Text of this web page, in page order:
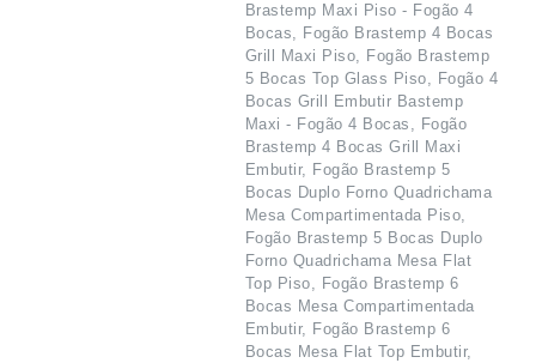
Brastemp Maxi Piso - Fogão 4
Bocas, Fogão Brastemp 4 Bocas
Grill Maxi Piso, Fogão Brastemp
5 Bocas Top Glass Piso, Fogão 4
Bocas Grill Embutir Bastemp
Maxi - Fogão 4 Bocas, Fogão
Brastemp 4 Bocas Grill Maxi
Embutir, Fogão Brastemp 5
Bocas Duplo Forno Quadrichama
Mesa Compartimentada Piso,
Fogão Brastemp 5 Bocas Duplo
Forno Quadrichama Mesa Flat
Top Piso, Fogão Brastemp 6
Bocas Mesa Compartimentada
Embutir, Fogão Brastemp 6
Bocas Mesa Flat Top Embutir,